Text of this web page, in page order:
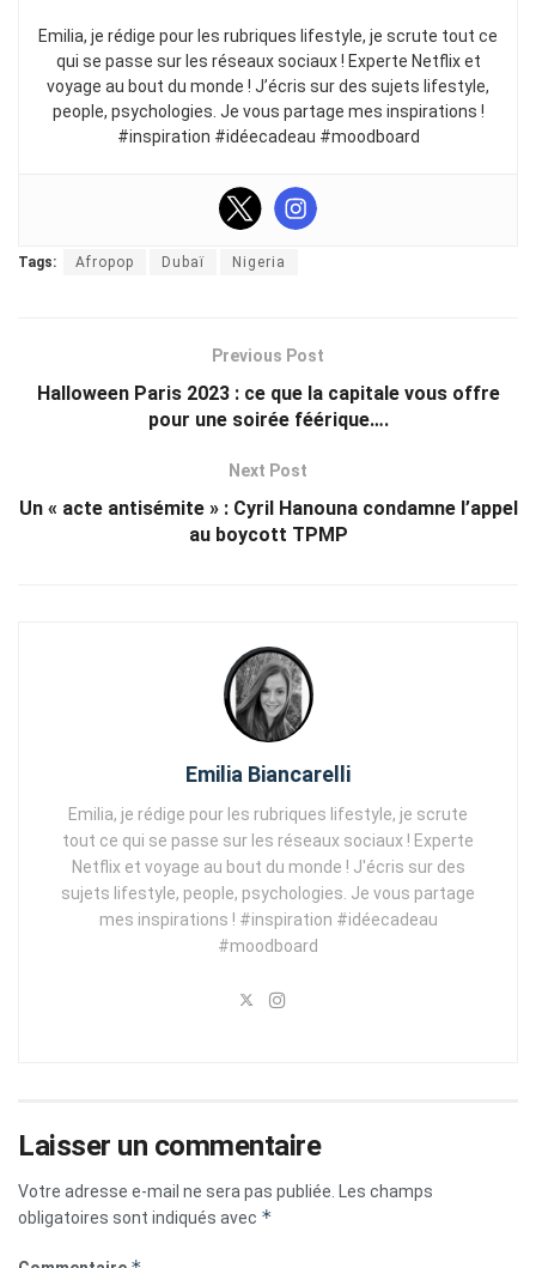
Emilia, je rédige pour les rubriques lifestyle, je scrute tout ce
qui se passe sur les réseaux sociaux ! Experte Netflix et
voyage au bout du monde ! J’écris sur des sujets lifestyle,
people, psychologies. Je vous partage mes inspirations !
#inspiration #idéecadeau #moodboard
Tags: Afropop Dubaï Nigeria
Previous Post
Halloween Paris 2023 : ce que la capitale vous offre
pour une soirée féérique….
Next Post
Un « acte antisémite » : Cyril Hanouna condamne l’appel
au boycott TPMP
Emilia Biancarelli
Emilia, je rédige pour les rubriques lifestyle, je scrute
tout ce qui se passe sur les réseaux sociaux ! Experte
Netflix et voyage au bout du monde ! J'écris sur des
sujets lifestyle, people, psychologies. Je vous partage
mes inspirations ! #inspiration #idéecadeau
#moodboard
Laisser un commentaire
Votre adresse e-mail ne sera pas publiée. Les champs
obligatoires sont indiqués avec *